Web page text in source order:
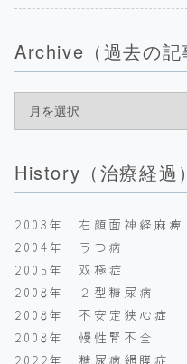
Archive（過去の記
History（治療経過）
2003年 右顔面神経麻痺
2004年 うつ病
2005年 双極症
2008年 ２型糖尿病
2008年 不安定狭心症
2008年 慢性腎不全
2022年 糖尿病網膜症